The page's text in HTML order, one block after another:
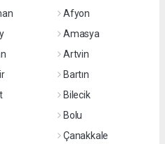
Afyon
Amasya
Artvin
Bartın
Bilecik
Bolu
Çanakkale